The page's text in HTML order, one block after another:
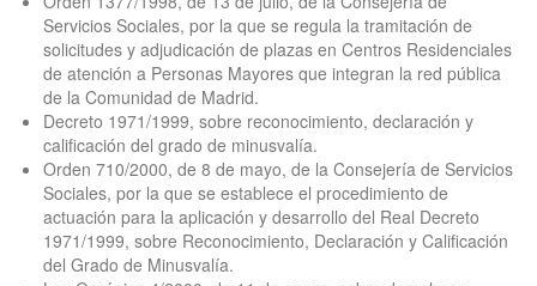
Servicios Sociales, por la que se regula la tramitación de
solicitudes y adjudicación de plazas en Centros Residenciales
de atención a Personas Mayores que integran la red pública
de la Comunidad de Madrid.
Decreto 1971/1999, sobre reconocimiento, declaración y
calificación del grado de minusvalía.
Orden 710/2000, de 8 de mayo, de la Consejería de Servicios
Sociales, por la que se establece el procedimiento de
actuación para la aplicación y desarrollo del Real Decreto
1971/1999, sobre Reconocimiento, Declaración y Calificación
del Grado de Minusvalía.